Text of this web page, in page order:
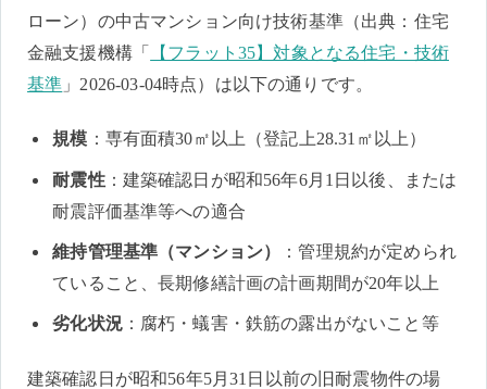
ローン）の中古マンション向け技術基準（出典：住宅
金融支援機構「
【フラット35】対象となる住宅・技術
基準 」2026-03-04時点）は以下の通りです。
規模 ：専有面積30㎡以上（登記上28.31㎡以上）
耐震性：建築確認日が昭和56年6月1日以後、または
耐震評価基準等への適合
維持管理基準（マンション）
：管理規約が定められ
ていること、長期修繕計画の計画期間が20年以上
劣化状況：腐朽・蟻害・鉄筋の露出がないこと等
建築確認日が昭和56年5月31日以前の旧耐震物件の場